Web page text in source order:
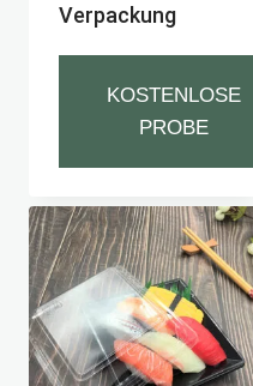
Verpackung
KOSTENLOSE
PROBE